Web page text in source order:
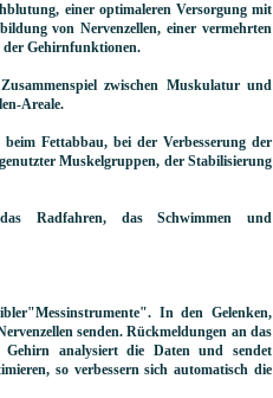
einer optimaleren Versorgung mit
von Nervenzellen, einer vermehrten
der Gehirnfunktionen.
zwischen Muskulatur und
Areale.
Fettabbau, bei der Verbesserung der
Muskelgruppen, der Stabilisierung
Radfahren, das Schwimmen und
In den Gelenken,
senden. Rückmeldungen an das
analysiert die Daten und sendet
so verbessern sich automatisch die